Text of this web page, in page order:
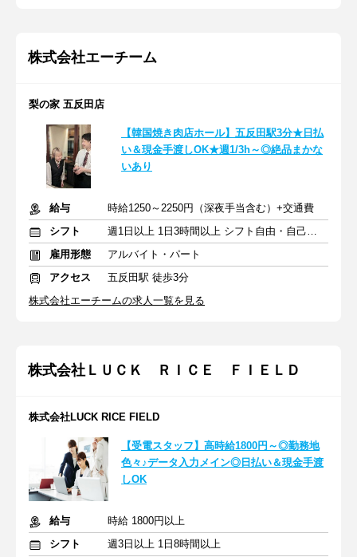
株式会社エーチーム
梨の家 五反田店
【韓国焼き肉店ホール】五反田駅3分★日払
い＆現金手渡しOK★週1/3h～◎絶品まかな
いあり
給与
時給1250～2250円（深夜手当含む）+交通費
シフト
週1日以上 1日3時間以上 シフト自由・自己申告
雇用形態
アルバイト・パート
アクセス
五反田駅 徒歩3分
株式会社エーチームの求人一覧を見る
株式会社ＬＵＣＫ ＲＩＣＥ ＦＩＥＬＤ
株式会社LUCK RICE FIELD
【受電スタッフ】高時給1800円～◎勤務地
色々♪データ入力メイン◎日払い＆現金手渡
しOK
給与
時給 1800円以上
シフト
週3日以上 1日8時間以上